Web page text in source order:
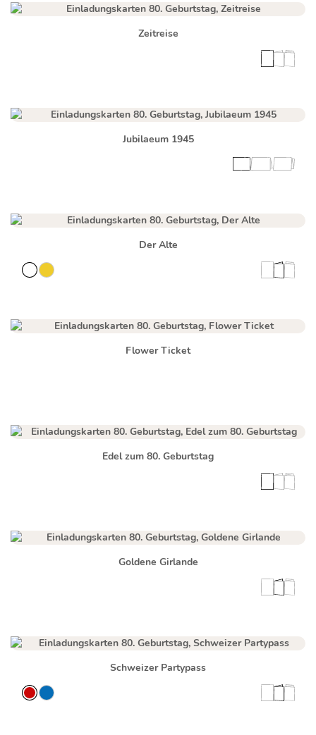
Zeitreise
Jubilaeum 1945
Der Alte
Flower Ticket
Edel zum 80. Geburtstag
Goldene Girlande
Schweizer Partypass